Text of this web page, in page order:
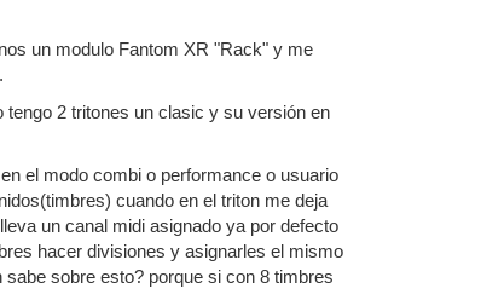
un modulo Fantom XR "Rack" y me
2 tritones un clasic y su versión en
el modo combi o performance o usuario
cuando en el triton me deja
un canal midi asignado ya por defecto
hacer divisiones y asignarles el mismo
sobre esto? porque si con 8 timbres